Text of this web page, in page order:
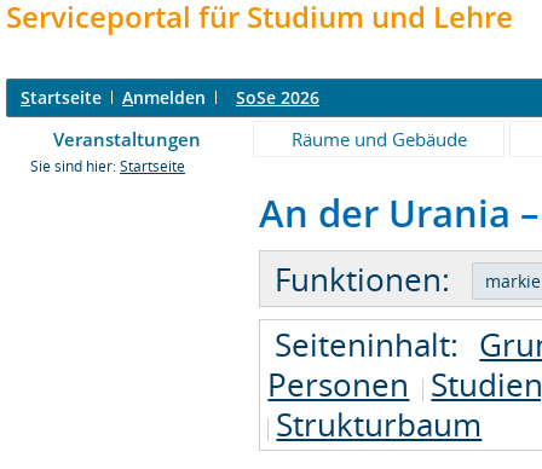
Serviceportal für Studium und Lehre
Startseite Anmelden SoSe 2026
Veranstaltungen Räume und Gebäude
Sie sind hier: Startseite
An der Urania
Funktionen:
Seiteninhalt:
Personen
Strukturbaum